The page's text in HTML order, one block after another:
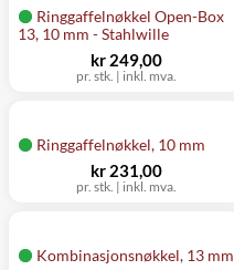
Ringgaffelnøkkel Open-Box
13, 10 mm - Stahlwille
pr. stk. | inkl. mva.
kr 249,00
Ringgaffelnøkkel, 10 mm
pr. stk. | inkl. mva.
kr 231,00
Kombinasjonsnøkkel, 13 mm